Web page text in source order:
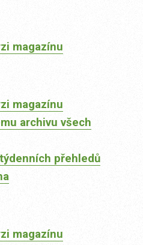
magazínu
magazínu
archivu všech
týdenních přehledů
magazínu